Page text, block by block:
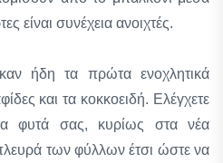
είναι συνέχεια ανοιχτές.
ήδη τα πρώτα ενοχλητικά
και τα κοκκοειδή. Ελέγχετε
φυτά σας, κυρίως στα νέα
των φύλλων έτσι ώστε να